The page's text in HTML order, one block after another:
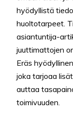
hyödyllistä
huoltotarpeet.
asiantuntija-
juuttimattojen
Eräs
joka tarjoaa
auttaa
toimivuuden.